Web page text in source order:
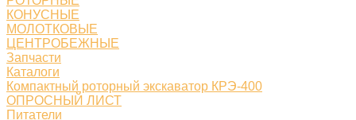
КОНУСНЫЕ
МОЛОТКОВЫЕ
ЦЕНТРОБЕЖНЫЕ
Запчасти
Каталоги
Компактный роторный экскаватор КРЭ-400
ОПРОСНЫЙ ЛИСТ
Питатели